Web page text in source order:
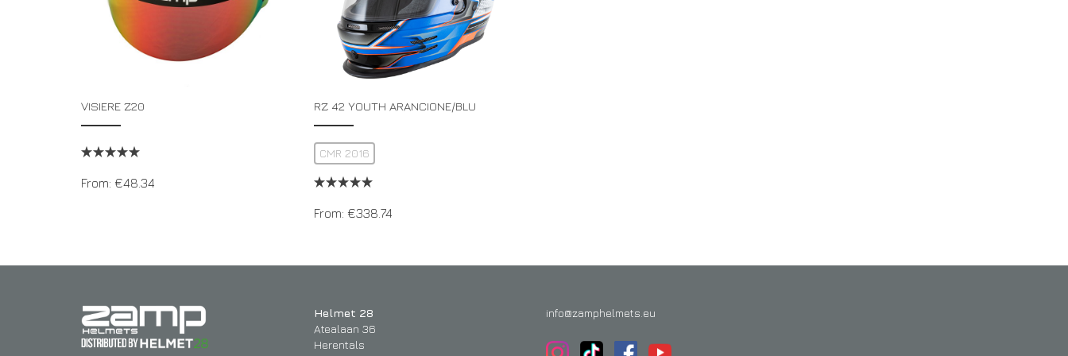
VISIERE Z20
From: €48.34
RZ 42 YOUTH ARANCIONE/BLU
CMR 2016
From: €338.74
Helmet 28
Atealaan 36
Herentals
info@zamphelmets.eu